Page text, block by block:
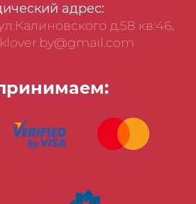
адрес:
д.58 кв.46,